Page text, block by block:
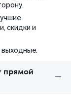
скидки и
выходные.
прямой